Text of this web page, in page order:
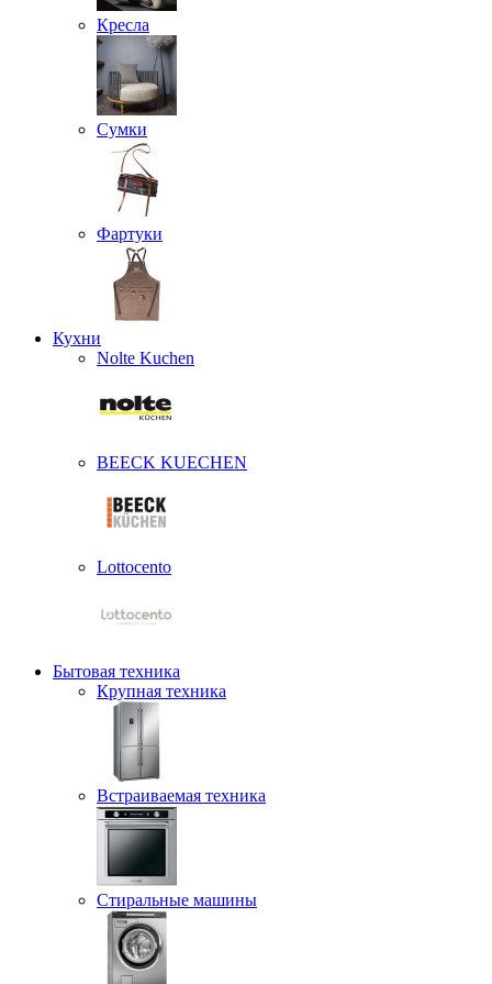
Кресла
Сумки
Фартуки
Кухни
Nolte Kuchen
BEECK KUECHEN
Lottocento
Бытовая техника
Крупная техника
Встраиваемая техника
Стиральные машины